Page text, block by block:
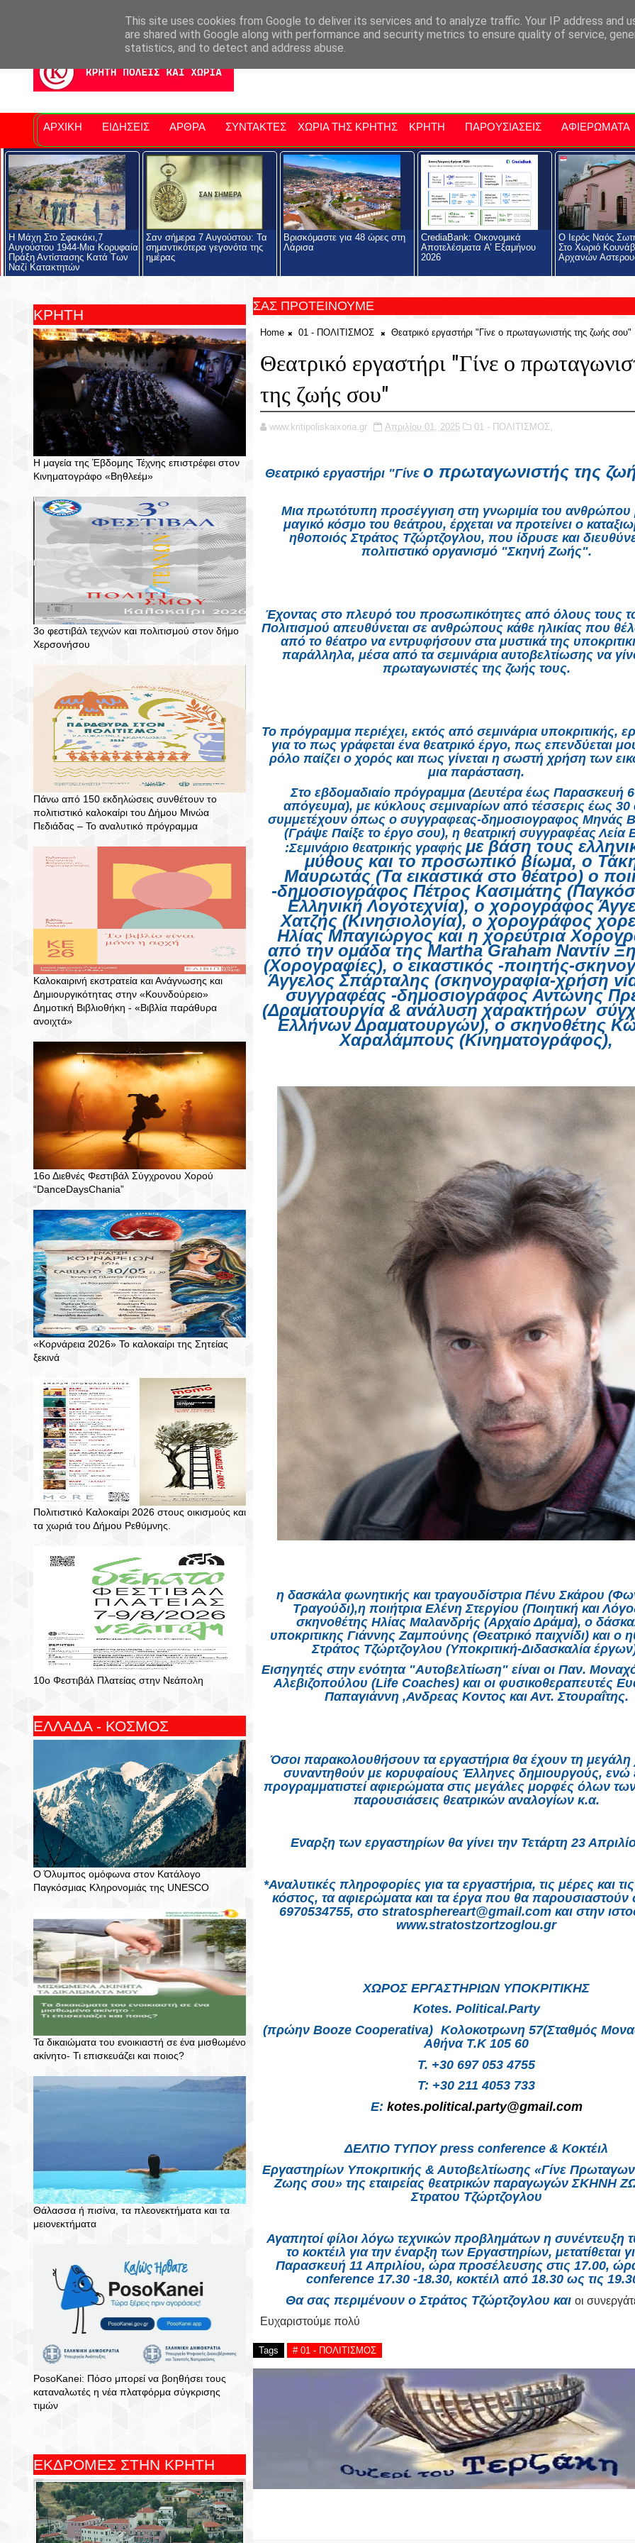
Νομός Λασιθίου Αγαπάμε Ρέθυμνο Επαρχία Μαλεβιζίου Εκδηλώσεις Στην Κρήτη Kriti Traveller
ΑΡΧΙΚΗ ΕΙΔΗΣΕΙΣ ΑΡΘΡΑ ΣΥΝΤΑΚΤΕΣ ΧΩΡΙΑ ΤΗΣ ΚΡΗΤΗΣ ΚΡΗΤΗ ΠΑΡΟΥΣΙΑΣΕΙΣ ΑΦΙΕΡΩΜΑΤΑ
Η Μάχη Στο Σφακάκι,7
Αυγούστου 1944-Μια Κορυφαία
Πράξη Αντίστασης Κατά Των
Ναζί Κατακτητών
Σαν σήμερα 7 Αυγούστου: Τα
σημαντικότερα γεγονότα της
ημέρας
Βρισκόμαστε για 48 ώρες στη
Λάρισα
CrediaBank: Οικονομικά
Αποτελέσματα A’ Εξαμήνου
2026
Ο Ιερός Ναός
Στο Χωριό
Αρχανών
ΚΡΗΤΗ
Η μαγεία της Έβδομης Τέχνης επιστρέφει στον
Κινηματογράφο «Βηθλεέμ»
3ο φεστιβάλ τεχνών και πολιτισμού στον δήμο
Χερσονήσου
Πάνω από 150 εκδηλώσεις συνθέτουν το
πολιτιστικό καλοκαίρι του Δήμου Μινώα
Πεδιάδας – To αναλυτικό πρόγραμμα
Καλοκαιρινή εκστρατεία και Ανάγνωσης και
Δημιουργικότητας στην «Κουνδούρειο»
Δημοτική Βιβλιοθήκη - «Βιβλία παράθυρα
ανοιχτά»
16ο Διεθνές Φεστιβάλ Σύγχρονου Χορού
“DanceDaysChania”
«Κορνάρεια 2026» Το καλοκαίρι της Σητείας
ξεκινά
Πολιτιστικό Καλοκαίρι 2026 στους οικισμούς και
τα χωριά του Δήμου Ρεθύμνης.
10ο Φεστιβάλ Πλατείας στην Νεάπολη
ΕΛΛΑΔΑ - ΚΟΣΜΟΣ
Ο Όλυμπος ομόφωνα στον Κατάλογο
Παγκόσμιας Κληρονομιάς της UNESCO
Τα δικαιώματα του ενοικιαστή σε ένα μισθωμένο
ακίνητο- Τι επισκευάζει και ποιος?
Θάλασσα ή πισίνα, τα πλεονεκτήματα και τα
μειονεκτήματα
PosoKanei: Πόσο μπορεί να βοηθήσει τους
καταναλωτές η νέα πλατφόρμα σύγκρισης
τιμών
ΕΚΔΡΟΜΕΣ ΣΤΗΝ ΚΡΗΤΗ
ΣΑΣ ΠΡΟΤΕΙΝΟΥΜΕ
Home 01 - ΠΟΛΙΤΙΣΜΟΣ Θεατρικό εργαστήρι "Γίνε ο πρωταγωνιστής της ζωής σου"
Θεατρικό εργαστήρι "Γίνε ο
της ζωής σου"
www.kritipoliskaixoria.gr Απριλίου 01, 2025 01 - ΠΟΛΙΤΙΣΜΟΣ,
Θεατρικό εργαστήρι "Γίνε ο πρωταγωνιστής της
Μια πρωτότυπη προσέγγιση στη γνωριμία του ανθρώπου
μαγικό κόσμο του θεάτρου, έρχεται να προτείνει ο
ηθοποιός Στράτος Τζώρτζογλου, που ίδρυσε και
πολιτιστικό οργανισμό "Σκηνή Ζωής".
Έχοντας στο πλευρό του προσωπικότητες από όλους τους
Πολιτισμού απευθύνεται σε ανθρώπους κάθε ηλικίας που
από το θέατρο να εντρυφήσουν στα μυστικά της
παράλληλα, μέσα από τα σεμινάρια αυτοβελτίωσης να
πρωταγωνιστές της ζωής τους.
Το πρόγραμμα περιέχει, εκτός από σεμινάρια υποκριτικής,
για το πως γράφεται ένα θεατρικό έργο, πως επενδύεται
ρόλο παίζει ο χορός και πως γίνεται η σωστή χρήση των
μια παράσταση.
Στο εβδομαδιαίο πρόγραμμα (Δευτέρα έως Παρασκευή
απόγευμα), με κύκλους σεμιναρίων από τέσσερις έως 30
συμμετέχουν όπως ο συγγραφεας-δημοσιογραφος Μηνάς
(Γράψε Παίξε το έργο σου), η θεατρική συγγραφέας Λεία
:Σεμινάριο θεατρικής γραφής με βάση τους
μύθους και το προσωπικό βίωμα, ο
Μαυρωτάς (Τα εικαστικά στο θέατρο) ο
-δημοσιογράφος Πέτρος Κασιμάτης
Ελληνική Λογοτεχνία), ο χορογράφος
Χατζής (Κινησιολογία), ο χορογράφος
Ηλίας Μπαγιώργος και η χορεύτρια
από την ομάδα της Martha Graham Ναντίν
(Χορογραφίες), ο εικαστικός -ποιητής-
Άγγελος Σπάρταλης (σκηνογραφία-χρήση
συγγραφέας -δημοσιογράφος Αντώνης
(Δραματουργία & ανάλυση χαρακτήρων
Ελλήνων Δραματουργών), ο σκηνοθέτης
Χαραλάμπους (Κινηματογράφος),
η δασκάλα φωνητικής και τραγουδίστρια Πένυ Σκάρου
Τραγούδι),η ποιήτρια Ελένη Στεργίου (Ποιητική και
σκηνοθέτης Ηλίας Μαλανδρής (Αρχαίο Δράμα), ο
υποκριτικης Γιάννης Ζαμπούνης (Θεατρικό παιχνίδι) και ο
Στράτος Τζώρτζογλου (Υποκριτική-Διδασκαλία
Εισηγητές στην ενότητα "Αυτοβελτίωση" είναι οι Παν.
Αλεβιζοπούλου (Life Coaches) και οι φυσικοθεραπευτές
Παπαγιάννη ,Ανδρεας Κοντος και Αντ. Στουραΐτης.
Όσοι παρακολουθήσουν τα εργαστήρια θα έχουν τη
συναντηθούν με κορυφαίους Έλληνες δημιουργούς, ενώ
προγραμματιστεί αφιερώματα στις μεγάλες μορφές όλων
παρουσιάσεις θεατρικών αναλογίων κ.α.
Εναρξη των εργαστηρίων θα γίνει την Τετάρτη 23
*Αναλυτικές πληροφορίες για τα εργαστήρια, τις μέρες και
κόστος, τα αφιερώματα και τα έργα που θα παρουσιαστούν
6970534755, στο stratosphereart@gmail.com και στην
www.stratostzortzoglou.gr
ΧΩΡΟΣ ΕΡΓΑΣΤΗΡΙΩΝ ΥΠΟΚΡΙΤΙΚΗΣ
Κotes. Political.Party
(πρώην Booze Cooperativa) Κολοκοτρωνη 57(Σταθμός
Αθήνα Τ.Κ 105 60
T. +30 697 053 4755
Τ: +30 211 4053 733
E: kotes.political.party@gmail.com
ΔΕΛΤΙΟ ΤΥΠΟΥ press conference & Κοκτέιλ
Εργαστηρίων Υποκριτικής & Αυτοβελτίωσης «Γίνε
Ζωης σου» της εταιρείας θεατρικών παραγωγών ΣΚΗΝΗ
Στρατου Τζώρτζογλου
Αγαπητοί φίλοι λόγω τεχνικών προβλημάτων η συνέντευξη
το κοκτέιλ για την έναρξη των Εργαστηρίων, μετατίθεται
Παρασκευή 11 Απριλίου, ώρα προσέλευσης στις 17.00,
conference 17.30 -18.30, κοκτέιλ από 18.30 ως τις
Θα σας περιμένουν ο Στράτος Τζώρτζογλου και οι
Ευχαριστούμε πολύ
Tags # 01 - ΠΟΛΙΤΙΣΜΟΣ
This site uses cookies from Google to deliver its services and to analyze traffic. Your IP address and
are shared with Google along with performance and security metrics to ensure quality of service,
statistics, and to detect and address abuse.